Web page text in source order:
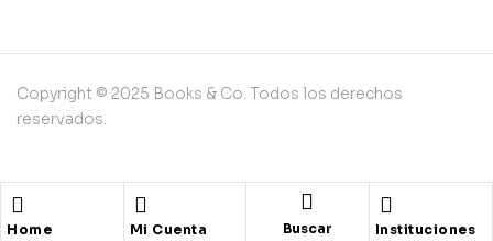
Home Mi Cuenta Buscar Instituciones
Copyright © 2025 Books & Co. Todos los derechos
reservados.